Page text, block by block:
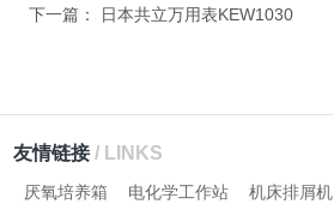
下一篇：
日本共立万用表KEW1030
友情链接/ LINKS
厌氧培养箱 电化学工作站 机床排屑机